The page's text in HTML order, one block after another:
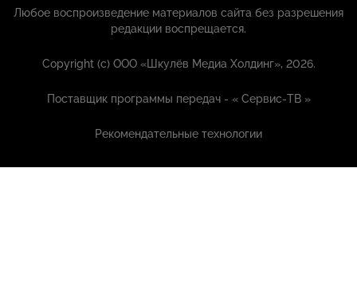
Любое воспроизведение материалов сайта без разрешения
редакции воспрещается.
Copyright (с) ООО «Шкулёв Медиа Холдинг», 2026.
Поставщик программы передач - «Сервис-ТВ »
Рекомендательные технологии